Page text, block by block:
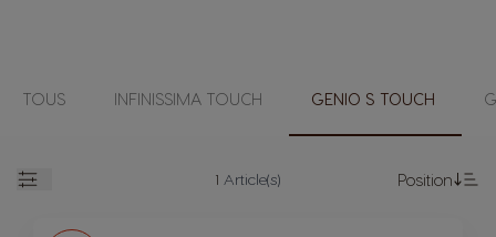
TOUS INFINISSIMA TOUCH GENIO S TOUCH
1 Article(s)
Position